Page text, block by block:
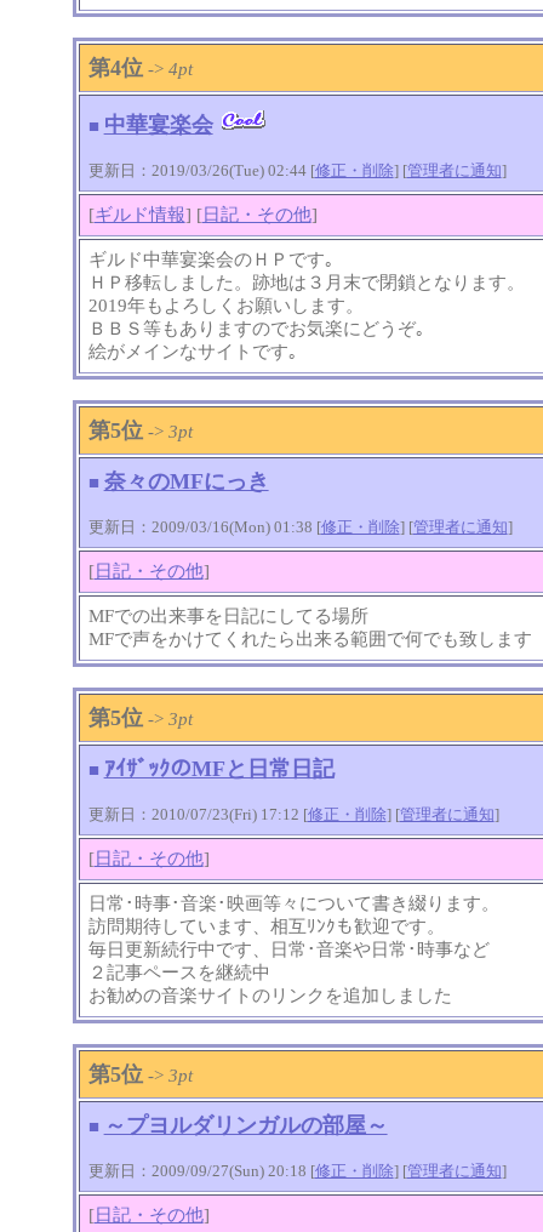
第4位 -> 4pt
■ 中華宴楽会
更新日：2019/03/26(Tue) 02:44 [修正・削除] [管理者に通知]
[ギルド情報] [日記・その他]
ギルド中華宴楽会のＨＰです｡
ＨＰ移転しました。跡地は３月末で閉鎖となります。
2019年もよろしくお願いします。
ＢＢＳ等もありますのでお気楽にどうぞ｡
絵がメインなサイトです｡
第5位 -> 3pt
■ 奈々のMFにっき
更新日：2009/03/16(Mon) 01:38 [修正・削除] [管理者に通知]
[日記・その他]
MFでの出来事を日記にしてる場所
MFで声をかけてくれたら出来る範囲で何でも致します
第5位 -> 3pt
■ ｱｲｻﾞｯｸのMFと日常日記
更新日：2010/07/23(Fri) 17:12 [修正・削除] [管理者に通知]
[日記・その他]
日常･時事･音楽･映画等々について書き綴ります。
訪問期待しています、相互ﾘﾝｸも歓迎です。
毎日更新続行中です、日常･音楽や日常･時事など
２記事ペースを継続中
お勧めの音楽サイトのリンクを追加しました
第5位 -> 3pt
■ ～プヨルダリンガルの部屋～
更新日：2009/09/27(Sun) 20:18 [修正・削除] [管理者に通知]
[日記・その他]